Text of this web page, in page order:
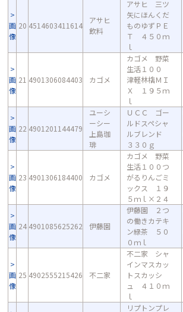
画
像
20 4514603411614
アサヒ
飲料
アサヒ 三ツ
矢にほんくだ
ものゆずＰＥ
Ｔ ４５０ｍ
ｌ
画
像
21 4901306084403 カゴメ
カゴメ 野菜
生活１００
津軽林檎ＭＩ
Ｘ １９５ｍ
ｌ
画
像
22 4901201144479
ユーシ
ーシー
上島珈
琲
ＵＣＣ ゴー
ルドスペシャ
ルブレンド
３３０ｇ
画
像
23 4901306184400 カゴメ
カゴメ 野菜
生活１００つ
がるりんごミ
ックス １９
５ｍｌ×２４
画
像
24 4901085625262 伊藤園
伊藤園 ２つ
の働きカテキ
ン緑茶 ５０
０ｍｌ
画
像
25 4902555215426 不二家
不二家 シャ
インマスカッ
トスカッシ
ュ ４１０ｍ
ｌ
リプトンプレ